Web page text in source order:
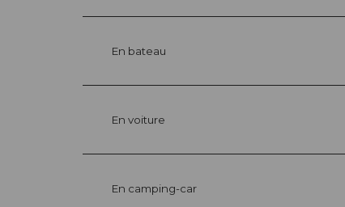
En bateau
En voiture
En camping-car